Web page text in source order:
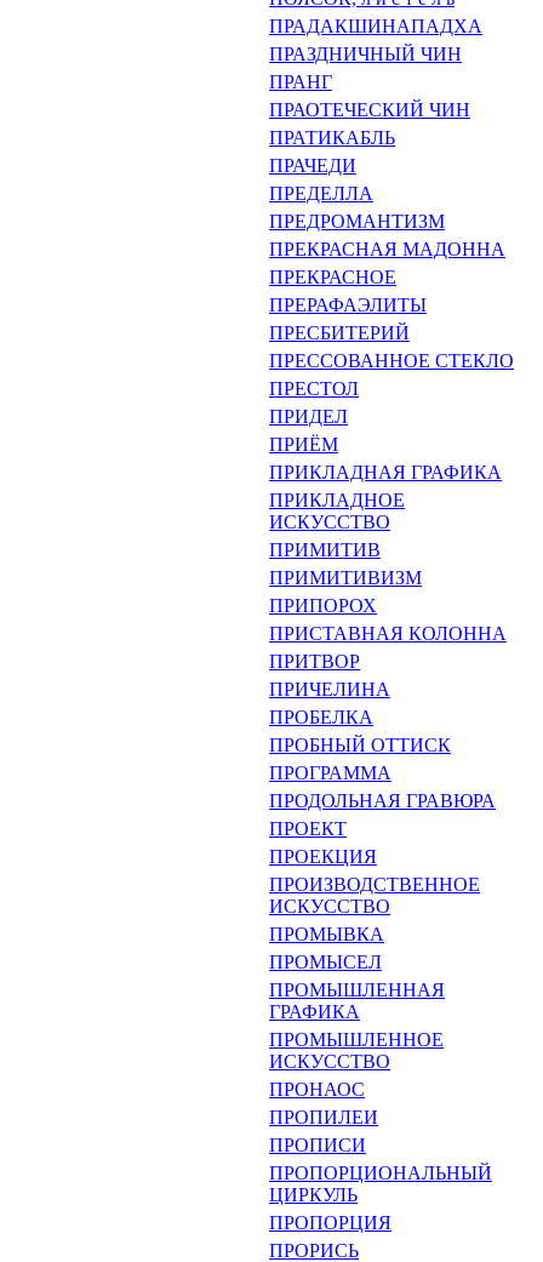
ПРАДАКШИНАПАДХА
ПРАЗДНИЧНЫЙ ЧИН
ПРАНГ
ПРАОТЕЧЕСКИЙ ЧИН
ПРАТИКАБЛЬ
ПРАЧЕДИ
ПРЕДЕЛЛА
ПРЕДРОМАНТИЗМ
ПРЕКРАСНАЯ МАДОННА
ПРЕКРАСНОЕ
ПРЕРАФАЭЛИТЫ
ПРЕСБИТЕРИЙ
ПРЕССОВАННОЕ СТЕКЛО
ПРЕСТОЛ
ПРИДЕЛ
ПРИЁМ
ПРИКЛАДНАЯ ГРАФИКА
ПРИКЛАДНОЕ
ИСКУССТВО
ПРИМИТИВ
ПРИМИТИВИЗМ
ПРИПОРОХ
ПРИСТАВНАЯ КОЛОННА
ПРИТВОР
ПРИЧЕЛИНА
ПРОБЕЛКА
ПРОБНЫЙ ОТТИСК
ПРОГРАММА
ПРОДОЛЬНАЯ ГРАВЮРА
ПРОЕКТ
ПРОЕКЦИЯ
ПРОИЗВОДСТВЕННОЕ
ИСКУС­СТВО
ПРОМЫВКА
ПРОМЫСЕЛ
ПРОМЫШЛЕННАЯ
ГРАФИКА
ПРОМЫШЛЕННОЕ
ИСКУССТ­ВО
ПРОНАОС
ПРОПИЛЕИ
ПРОПИСИ
ПРОПОРЦИОНАЛЬНЫЙ
ЦИР­КУЛЬ
ПРОПОРЦИЯ
ПРОРИСЬ